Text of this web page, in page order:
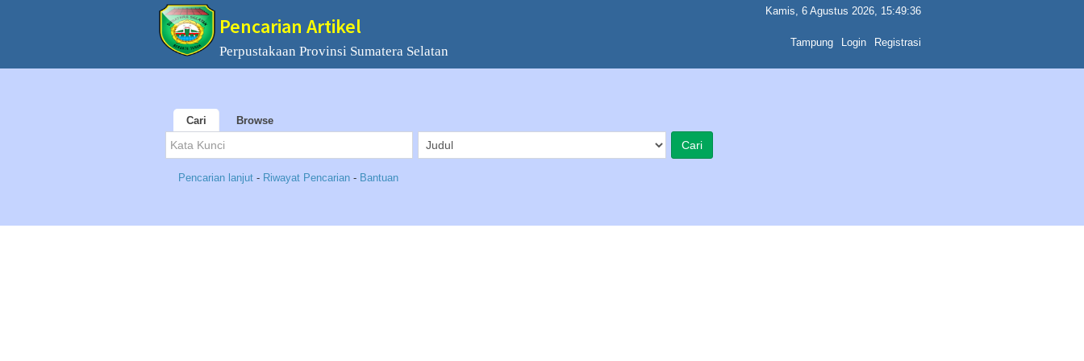
Pencarian Artikel
Perpustakaan Provinsi Sumatera Selatan
Kamis, 6 Agustus 2026, 15:49:36
Tampung Login Registrasi
Cari Browse
Pencarian lanjut - Riwayat Pencarian - Bantuan